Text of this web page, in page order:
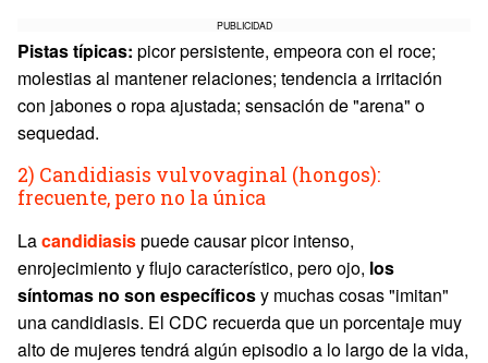
PUBLICIDAD
Pistas típicas: picor persistente, empeora con el roce;
molestias al mantener relaciones; tendencia a irritación
con jabones o ropa ajustada; sensación de "arena" o
sequedad.
2) Candidiasis vulvovaginal (hongos):
frecuente, pero no la única
Lacandidiasispuede causar picor intenso,
enrojecimiento y flujo característico, pero ojo, los
síntomas no son específicosy muchas cosas "imitan"
una candidiasis. El CDC recuerda que un porcentaje muy
alto de mujeres tendrá algún episodio a lo largo de la vida,